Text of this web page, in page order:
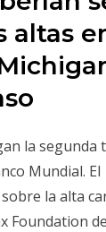
altas
la segunda
Mundial.
la alta
Foundation